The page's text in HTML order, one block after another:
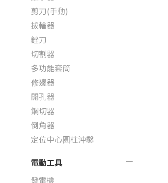
剪刀(手動)
拔輪器
銼刀
切割器
多功能套筒
修邊器
開孔器
鋼切器
倒角器
定位中心圓柱沖鑿
電動工具
發電機